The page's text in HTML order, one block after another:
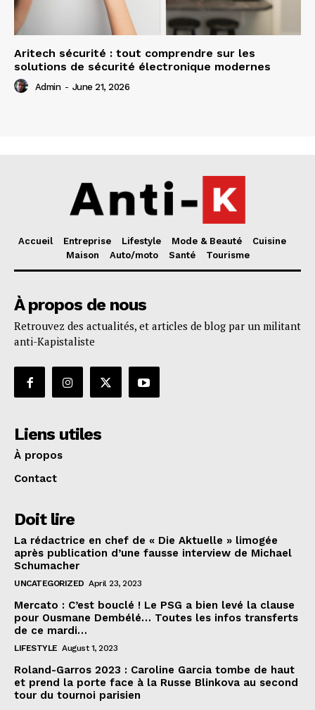
Aritech sécurité : tout comprendre sur les
solutions de sécurité électronique modernes
Admin - June 21, 2026
Accueil Entreprise Lifestyle Mode & Beauté
Cuisine
Maison
Auto/moto Santé Tourisme
À propos de nous
Retrouvez des actualités, et articles de blog par un militant
anti-Kapistaliste
Liens utiles
À propos
Contact
Doit lire
La rédactrice en chef de « Die Aktuelle » limogée
après publication d’une fausse interview de Michael
Schumacher
UNCATEGORIZED April 23, 2023
Mercato : C’est bouclé ! Le PSG a bien levé la clause
pour Ousmane Dembélé… Toutes les infos transferts
de ce mardi…
LIFESTYLE August 1, 2023
Roland-Garros 2023 : Caroline Garcia tombe de haut
et prend la porte face à la Russe Blinkova au second
tour du tournoi parisien